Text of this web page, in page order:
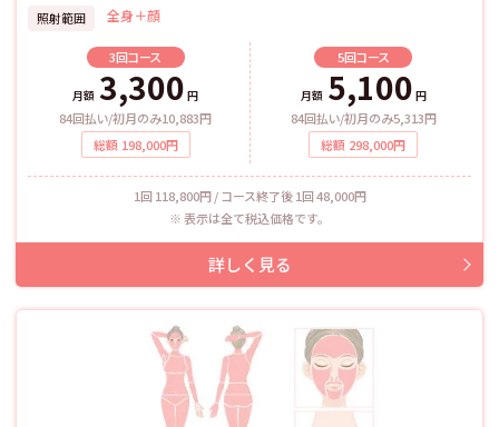
照射範囲 全身＋顔
3回コース
月額 3,300 円
84回払い/初月のみ10,883円
総額 198,000円
5回コース
月額 5,100 円
84回払い/初月のみ5,313円
総額 298,000円
1回 118,800円 / コース終了後 1回 48,000円
表示は全て税込価格です。